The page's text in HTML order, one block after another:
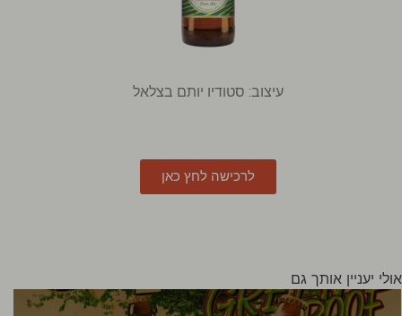
עיצוב: סטודיו יותם בצלאל
לרכישה לחץ כאן
אולי יעניין אותך גם